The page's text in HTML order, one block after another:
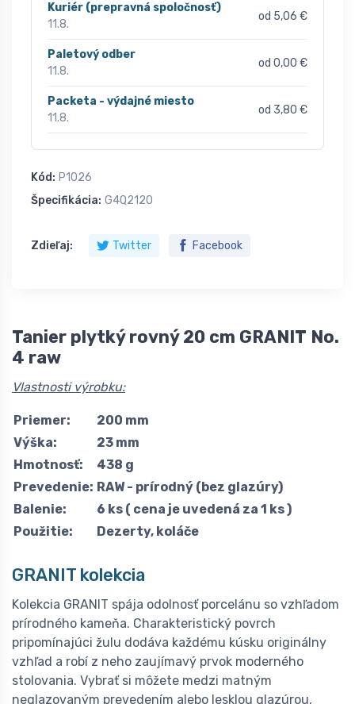
Kuriér (prepravná spoločnosť)
11.8.
od 5,06 €
Paletový odber
11.8.
od 0,00 €
Packeta - výdajné miesto
11.8.
od 3,80 €
Kód: P1026
Špecifikácia: G4Q2120
Zdieľaj: Twitter Facebook
Tanier plytký rovný 20 cm GRANIT No.
4 raw
Vlastnosti výrobku:
Priemer:
200 mm
Výška:
23 mm
Hmotnosť:
438 g
Prevedenie: RAW - prírodný (bez glazúry)
Balenie:
6 ks ( cena je uvedená za 1 ks )
Použitie:
Dezerty, koláče
GRANIT kolekcia
Kolekcia GRANIT spája odolnosť porcelánu so vzhľadom
prírodného kameňa. Charakteristický povrch
pripomínajúci žulu dodáva každému kúsku originálny
vzhľad a robí z neho zaujímavý prvok moderného
stolovania. Vybrať si môžete medzi matným
neglazovaným prevedením alebo lesklou glazúrou,